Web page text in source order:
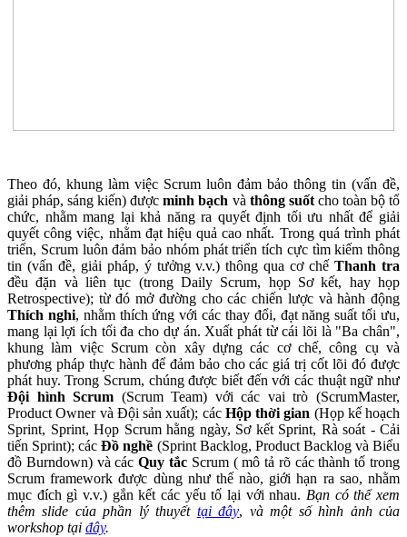
Theo đó, khung làm việc Scrum luôn đảm bảo thông tin (vấn đề,
giải pháp, sáng kiến) đượcminh bạch và thông suốtcho toàn bộ tổ
chức, nhằm mang lại khả năng ra quyết định tối ưu nhất để giải
quyết công việc, nhằm đạt hiệu quả cao nhất. Trong quá trình phát
triển, Scrum luôn đảm bảo nhóm phát triển tích cực tìm kiếm thông
tin (vấn đề, giải pháp, ý tưởng v.v.) thông qua cơ chếThanh tra
đều đặn và liên tục (trong Daily Scrum, họp Sơ kết, hay họp
Retrospective); từ đó mở đường cho các chiến lược và hành động
Thích nghi, nhằm thích ứng với các thay đổi, đạt năng suất tối ưu,
mang lại lợi ích tối đa cho dự án. Xuất phát từ cái lõi là "Ba chân",
khung làm việc Scrum còn xây dựng các cơ chế, công cụ và
phương pháp thực hành để đảm bảo cho các giá trị cốt lõi đó được
phát huy. Trong Scrum, chúng được biết đến với các thuật ngữ như
Đội hình Scrum (Scrum Team) với các vai trò (ScrumMaster,
Product Owner và Đội sản xuất); các Hộp thời gian (Họp kế hoạch
Sprint, Sprint, Họp Scrum hằng ngày, Sơ kết Sprint, Rà soát - Cải
tiến Sprint); cácĐồ nghề (Sprint Backlog, Product Backlog và Biểu
đồ Burndown) và cácQuy tắcScrum ( mô tả rõ các thành tố trong
Scrum framework được dùng như thế nào, giới hạn ra sao, nhằm
mục đích gì v.v.) gắn kết các yếu tố lại với nhau. Bạn có thể xem
thêm slide của phần lý thuyết tại đây, và một số hình ảnh của
workshop tại đây.